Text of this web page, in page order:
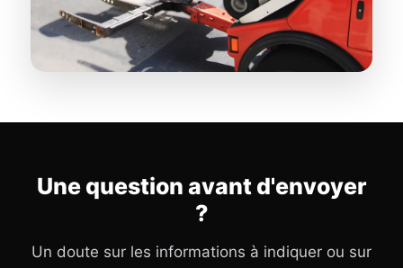
Une question avant d'envoyer
?
Un doute sur les informations à indiquer ou sur